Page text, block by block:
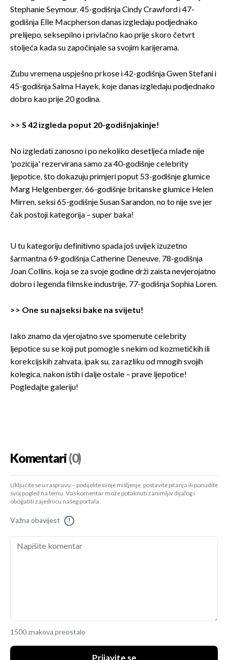
Stephanie Seymour, 45-godišnja Cindy Crawford i 47-
godišnja Elle Macpherson danas izgledaju podjednako
prelijepo, seksepilno i privlačno kao prije skoro četvrt
stoljeća kada su započinjale sa svojim karijerama.
Zubu vremena uspješno prkose i 42-godišnja Gwen Stefani i
45-godišnja Salma Hayek, koje danas izgledaju podjednako
dobro kao prije 20 godina.
>> S 42 izgleda poput 20-godišnjakinje!
No izgledati zanosno i po nekoliko desetljeća mlađe nije
'pozicija' rezervirana samo za 40-godišnje celebrity
ljepotice, što dokazuju primjeri poput 53-godišnje glumice
Marg Helgenberger, 66-godišnje britanske glumice Helen
Mirren, seksi 65-godišnje Susan Sarandon, no to nije sve jer
čak postoji kategorija – super baka!
U tu kategoriju definitivno spada još uvijek izuzetno
šarmantna 69-godišnja Catherine Deneuve, 78-godišnja
Joan Collins, koja se za svoje godine drži zaista nevjerojatno
dobro i legenda filmske industrije, 77-godišnja Sophia Loren.
>> One su najseksi bake na svijetu!
Iako znamo da vjerojatno sve spomenute celebrity
ljepotice su se koji put pomogle s nekim od kozmetičkih ili
korekcijskih zahvata, ipak su, za razliku od mnogih svojih
kolegica, nakon istih i dalje ostale – prave ljepotice!
Pogledajte galeriju!
Komentari(0)
Uključite se u raspravu – podijelite svoje mišljenje, postavite pitanja ili ponudite
svoj pogled na temu. Vaš komentar može potaknuti zanimljiv dijalog i
obogatiti zajednicu našeg portala.
Važna obavijest !
1500 znakova preostalo